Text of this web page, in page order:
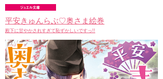
平安きゅんらぶ♡奥さま絵巻
殿下に甘やかされすぎて恥ずかしいですっ!!